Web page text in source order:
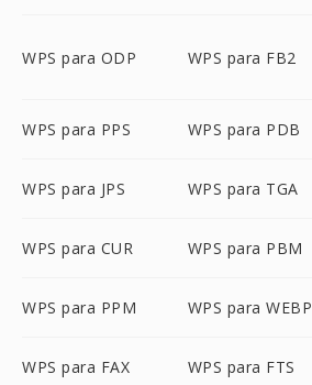
WPS para ODP WPS para FB2
WPS para PPS WPS para PDB
WPS para JPS WPS para TGA
WPS para CUR WPS para PBM
WPS para PPM WPS para WEBP
WPS para FAX WPS para FTS